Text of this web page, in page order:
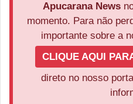
Apucarana News
momento. Para não
importante sobre a
CLIQUE AQUI
direto no nosso